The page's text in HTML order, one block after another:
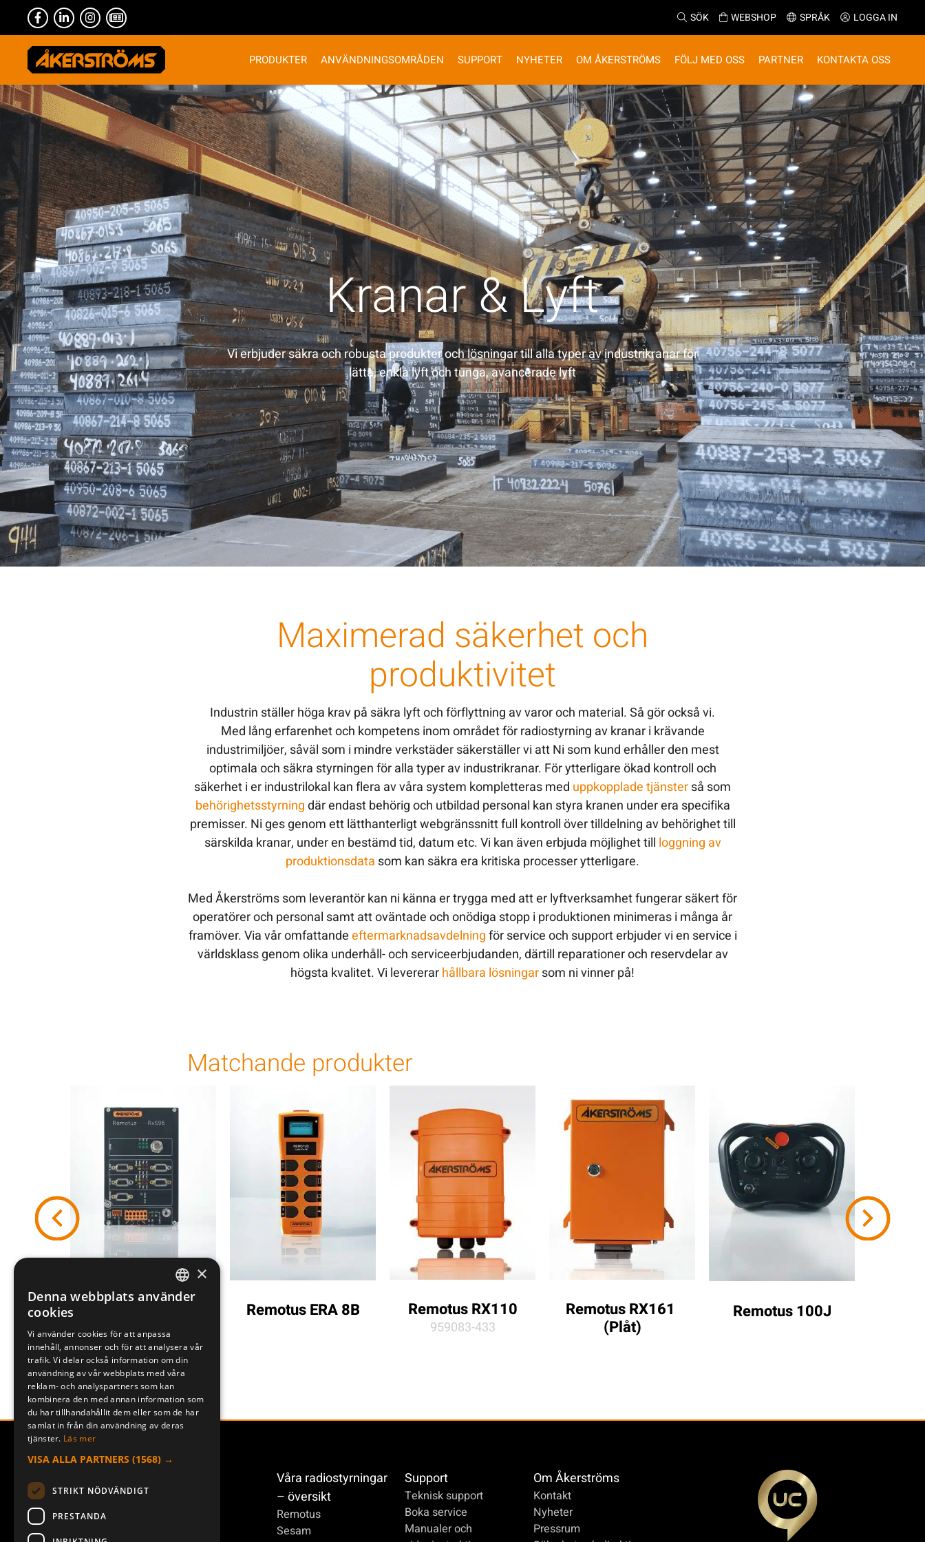
SÖK WEBSHOP SPRÅK LOGGA IN
PRODUKTER ANVÄNDNINGSOMRÅDEN SUPPORT NYHETER OM ÅKERSTRÖMS FÖLJ MED OSS PARTNER KONTAKTA OSS
Kranar & Lyft
Vi erbjuder säkra och robusta produkter och lösningar till alla typer av industrikranar för
lätta, enkla lyft och tunga, avancerade lyft
Maximerad säkerhet och
produktivitet
Industrin ställer höga krav på säkra lyft och förflyttning av varor och material. Så gör också vi.
Med lång erfarenhet och kompetens inom området för radiostyrning av kranar i krävande
industrimiljöer, såväl som i mindre verkstäder säkerställer vi att Ni som kund erhåller den mest
optimala och säkra styrningen för alla typer av industrikranar. För ytterligare ökad kontroll och
säkerhet i er industrilokal kan flera av våra system kompletteras med uppkopplade tjänsterså som
behörighetsstyrningdär endast behörig och utbildad personal kan styra kranen under era specifika
premisser. Ni ges genom ett lätthanterligt webgränssnitt full kontroll över tilldelning av behörighet till
särskilda kranar, under en bestämd tid, datum etc. Vi kan även erbjuda möjlighet till loggning av
produktionsdata som kan säkra era kritiska processer ytterligare.
Med Åkerströms som leverantör kan ni känna er trygga med att er lyftverksamhet fungerar säkert för
operatörer och personal samt att oväntade och onödiga stopp i produktionen minimeras i många år
framöver. Via vår omfattandeeftermarknadsavdelningför service och support erbjuder vi en service i
världsklass genom olika underhåll- och serviceerbjudanden, därtill reparationer och reservdelar av
högsta kvalitet. Vi levererarhållbara lösningarsom ni vinner på!
Matchande produkter
150 Remotus RXS-96 Remotus ERA 8B Remotus RX110
959083-433
Remotus RX161
(Plåt)
Remotus 100J
Våra radiostyrningar
– översikt
Remotus
Sesam
Support
Teknisk support
Boka service
Manualer och
Om Åkerströms
Kontakt
Nyheter
Pressrum
SWEDISH
DEUTSCH
×
Denna webbplats använder
cookies
Vi använder cookies för att anpassa
innehåll, annonser och för att analysera vår
trafik. Vi delar också information om din
användning av vår webbplats med våra
reklam- och analyspartners som kan
kombinera den med annan information som
du har tillhandahållit dem eller som de har
samlat in från din användning av deras
tjänster. Läs mer
VISA ALLA PARTNERS (1568) →
STRIKT NÖDVÄNDIGT
PRESTANDA